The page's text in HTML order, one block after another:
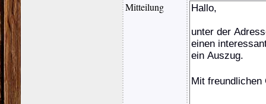
Mitteilung